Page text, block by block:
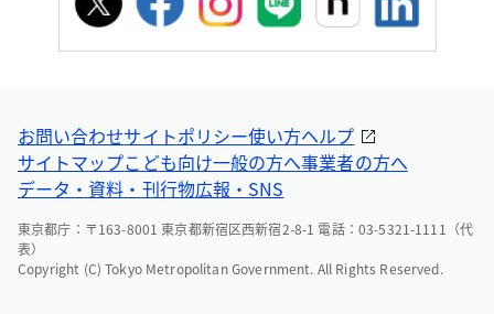
お問い合わせサイトポリシー使い方ヘルプ
サイトマップこども向け一般の方へ事業者の方へ
データ・資料・刊行物広報・SNS
東京都庁：〒163-8001 東京都新宿区西新宿2-8-1 電話：03-5321-1111（代
表）
Copyright (C) Tokyo Metropolitan Government. All Rights Reserved.